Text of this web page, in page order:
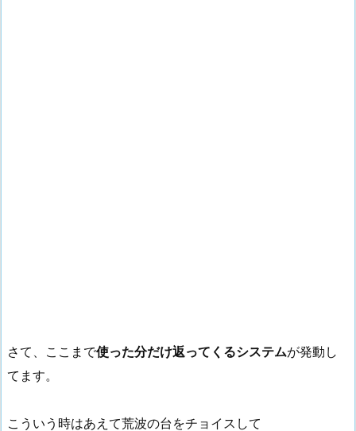
さて、ここまで使った分だけ返ってくるシステムが発動し
てます。
こういう時はあえて荒波の台をチョイスして